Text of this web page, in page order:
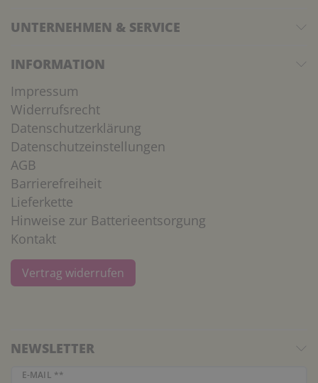
UNTERNEHMEN & SERVICE
INFORMATION
Impressum
Widerrufsrecht
Datenschutzerklärung
Datenschutzeinstellungen
AGB
Barrierefreiheit
Lieferkette
Hinweise zur Batterieentsorgung
Kontakt
Vertrag widerrufen
NEWSLETTER
E-MAIL **
Newsletter Honig